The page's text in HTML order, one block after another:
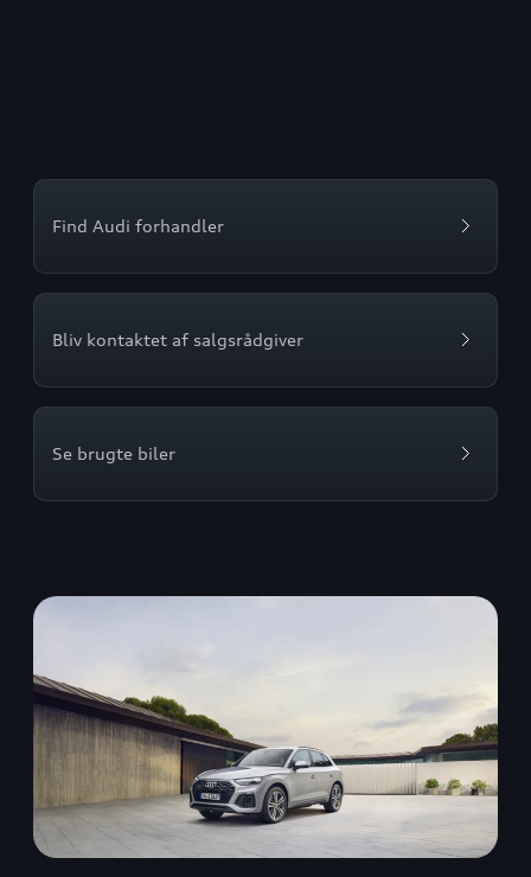
Find Audi forhandler
Bliv kontaktet af salgsrådgiver
Se brugte biler